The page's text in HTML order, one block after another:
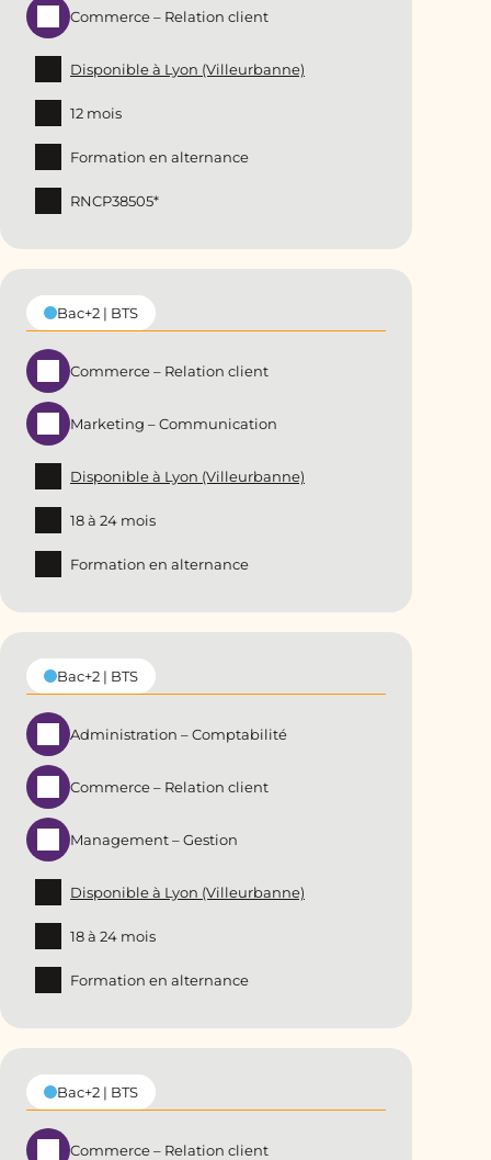
Commerce – Relation client
Disponible à Lyon (Villeurbanne)
12 mois
Formation en alternance
RNCP38505*
Bac+2 | BTS
Commerce – Relation client
Marketing – Communication
Disponible à Lyon (Villeurbanne)
18 à 24 mois
Formation en alternance
Bac+2 | BTS
Administration – Comptabilité
Commerce – Relation client
Management – Gestion
Disponible à Lyon (Villeurbanne)
18 à 24 mois
Formation en alternance
Bac+2 | BTS
Commerce – Relation client